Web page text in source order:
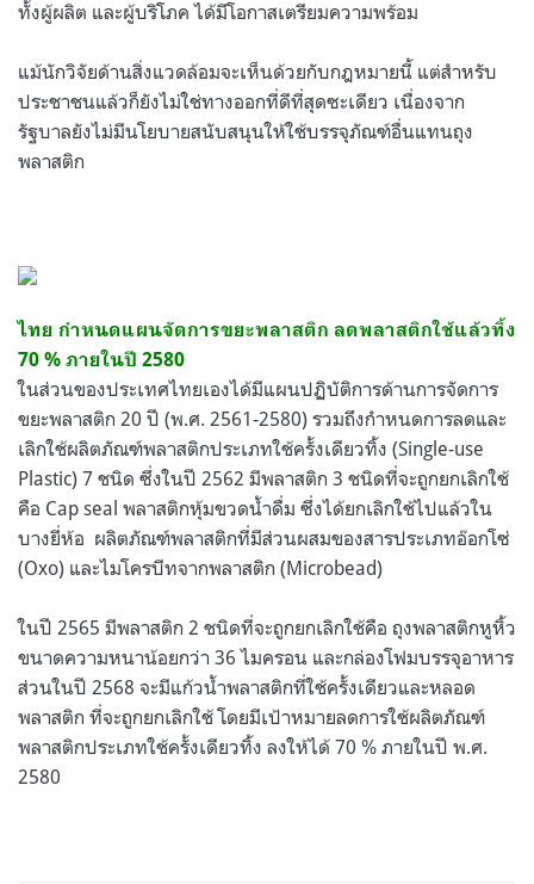
ทั้งผู้ผลิต และผู้บริโภค ได้มีโอกาสเตรียมความพร้อม
แม้นักวิจัยด้านสิ่งแวดล้อมจะเห็นด้วยกับกฎหมายนี้ แต่สำหรับ
ประชาชนแล้วก็ยังไม่ใช่ทางออกที่ดีที่สุดซะเดียว เนื่องจาก
รัฐบาลยังไม่มีนโยบายสนับสนุนให้ใช้บรรจุภัณฑ์อื่นแทนถุง
พลาสติก
ไทย กำหนดแผนจัดการขยะพลาสติก ลดพลาสติกใช้แล้วทิ้ง
70 % ภายในปี 2580
ในส่วนของประเทศไทยเองได้มีแผนปฏิบัติการด้านการจัดการ
ขยะพลาสติก 20 ปี (พ.ศ. 2561-2580) รวมถึงกำหนดการลดและ
เลิกใช้ผลิตภัณฑ์พลาสติกประเภทใช้ครั้งเดียวทิ้ง (Single-use
Plastic) 7 ชนิด ซึ่งในปี 2562 มีพลาสติก 3 ชนิดที่จะถูกยกเลิกใช้
คือ Cap seal พลาสติกหุ้มขวดน้ำดื่ม ซึ่งได้ยกเลิกใช้ไปแล้วใน
บางยี่ห้อ ผลิตภัณฑ์พลาสติกที่มีส่วนผสมของสารประเภทอ๊อกโซ่
(Oxo) และไมโครบีทจากพลาสติก (Microbead)
ในปี 2565 มีพลาสติก 2 ชนิดที่จะถูกยกเลิกใช้คือ ถุงพลาสติกหูหิ้ว
ขนาดความหนาน้อยกว่า 36 ไมครอน และกล่องโฟมบรรจุอาหาร
ส่วนในปี 2568 จะมีแก้วน้ำพลาสติกที่ใช้ครั้งเดียวและหลอด
พลาสติก ที่จะถูกยกเลิกใช้โดยมีเป้าหมายลดการใช้ผลิตภัณฑ์
พลาสติกประเภทใช้ครั้งเดียวทิ้ง ลงให้ได้ 70 % ภายในปี พ.ศ.
2580